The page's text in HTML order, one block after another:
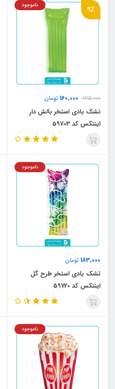
9٪
175,000
160,000 تومان
ناموجود
تشک بادی استخر بالش دار
اینتکس کد 59703
183,000 تومان
ناموجود
تشک بادی استخر طرح گل
اینتکس کد 59720
ناموجود